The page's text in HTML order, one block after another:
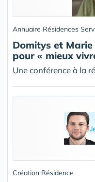
Annuaire Résidences
Domitys et Marie
pour « mieux
Une conférence à la
Création Résidence